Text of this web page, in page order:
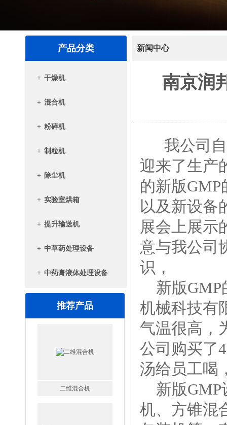
产品分类
+ 干燥机
+ 混合机
+ 粉碎机
+ 制粒机
+ 除尘机
+ 实验室烘箱
+ 提升输送机
+ 中草药处理设备
+ 中药膏液体处理设备
推荐产品
新闻中心
南京润
我公司自
迎来了生产
的新版
以及新设备
展会上展示
意与我公司
识，
新版GMP
机械科技有
气温很高，
公司购买了
汤给员工喝
新版GMP
机、方锥混